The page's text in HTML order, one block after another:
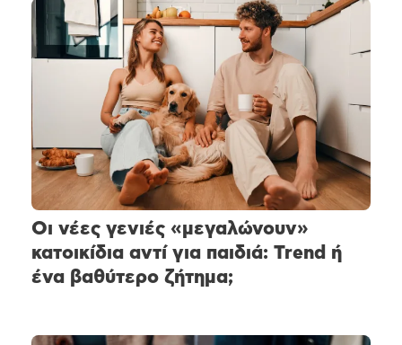
Οι νέες γενιές «μεγαλώνουν»
κατοικίδια αντί για παιδιά: Trend ή
ένα βαθύτερο ζήτημα;